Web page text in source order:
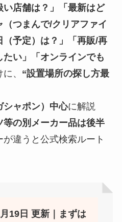
い店舗は？」「最新はど
つまんで/クリアファイ
予定）は？」「再販/再
い」「オンラインでも
、 “設置場所の探し方最
シャポン）中心に解説
等の別メーカー品は後半
が違うと公式検索ルート
19日 更新｜まずは